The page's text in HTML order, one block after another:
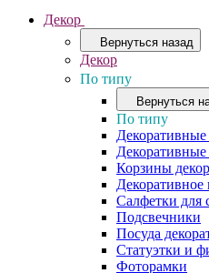
Декор
Вернуться назад
Декор
По типу
Вернуться
По типу
Декоративные
Корзины
Декоративное
Салфетки для
Подсвечники
Посуда
Статуэтки и
Фоторамки